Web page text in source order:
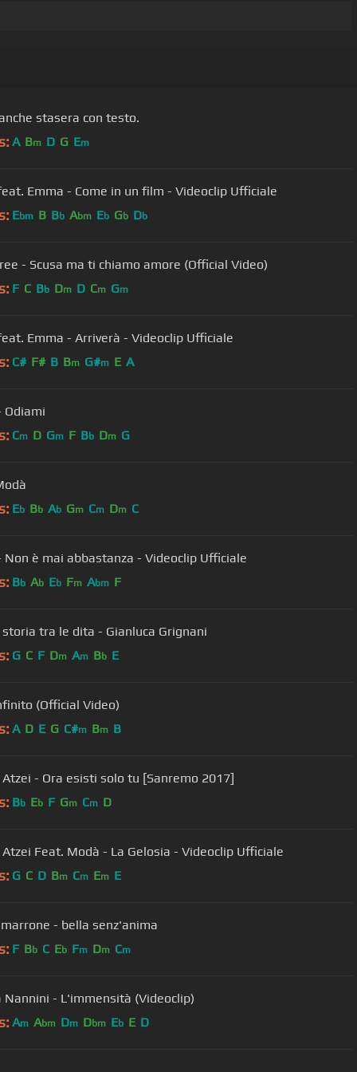
stasera con testo.
A Bm D G Em
Emma - Come in un film - Videoclip Ufficiale
Ebm B Bb Abm Eb Gb Db
- Scusa ma ti chiamo amore (Official Video)
F C Bb Dm D Cm Gm
Emma - Arriverà - Videoclip Ufficiale
C# F# B Bm G#m E A
Odiami
Cm D Gm F Bb Dm G
Eb Bb Ab Gm Cm Dm C
Non è mai abbastanza - Videoclip Ufficiale
Bb Ab Eb Fm Abm F
storia tra le dita - Gianluca Grignani
G C F Dm Am Bb E
(Official Video)
A D E G C#m Bm B
Atzei - Ora esisti solo tu [Sanremo 2017]
Bb Eb F Gm Cm D
Atzei Feat. Modà - La Gelosia - Videoclip Ufficiale
G C D Bm Cm Em E
- bella senz'anima
F Bb C Eb Fm Dm Cm
Nannini - L'immensità (Videoclip)
Am Abm Dm Dbm Eb E D